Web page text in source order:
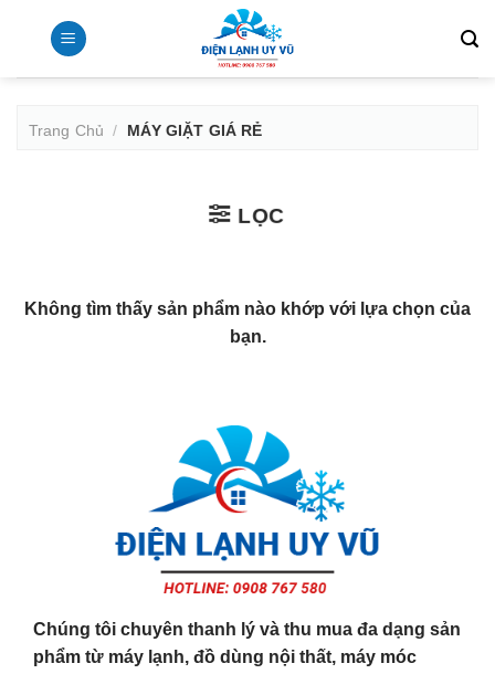
Trang Chủ / MÁY GIẶT GIÁ RẺ
LỌC
Không tìm thấy sản phẩm nào khớp với lựa chọn của
bạn.
Chúng tôi chuyên thanh lý và thu mua đa dạng sản
phẩm từ máy lạnh, đồ dùng nội thất, máy móc